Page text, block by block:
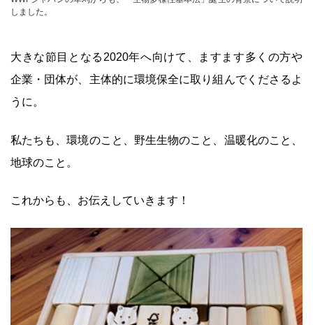
しました。
大きな節目となる2020年へ向けて、ますます多くの方や
企業・団体が、主体的に環境保全に取り組んでくださるよ
うに。
私たちも、環境のこと、野生生物のこと、温暖化のこと、
地球のこと。
これからも、お伝えしていきます！